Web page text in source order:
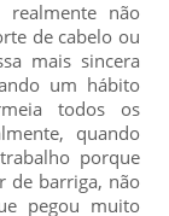
realmente não
de cabelo ou
mais sincera
um hábito
todos os
quando
porque
de barriga, não
pegou muito